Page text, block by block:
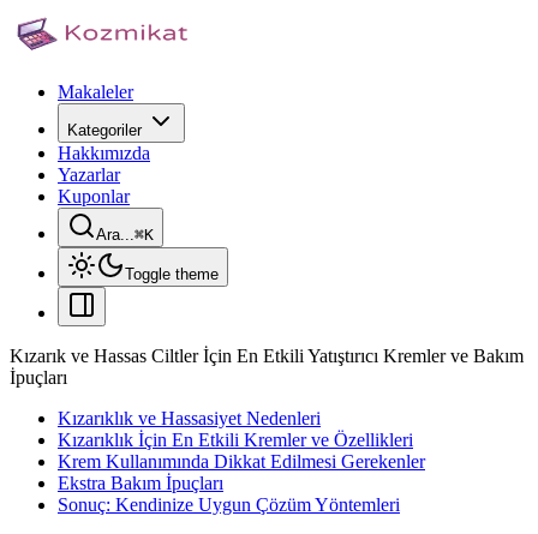
Makaleler
Kategoriler
Hakkımızda
Yazarlar
Kuponlar
Ara...⌘K
Toggle theme
Kızarık ve Hassas Ciltler İçin En Etkili Yatıştırıcı Kremler ve Bakım
İpuçları
Kızarıklık ve Hassasiyet Nedenleri
Kızarıklık İçin En Etkili Kremler ve Özellikleri
Krem Kullanımında Dikkat Edilmesi Gerekenler
Ekstra Bakım İpuçları
Sonuç: Kendinize Uygun Çözüm Yöntemleri